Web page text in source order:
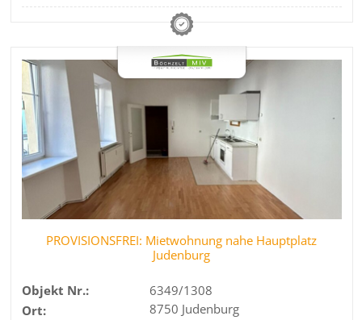
PROVISIONSFREI: Mietwohnung nahe Hauptplatz
Judenburg
Objekt Nr.:
6349/1308
Ort:
8750 Judenburg